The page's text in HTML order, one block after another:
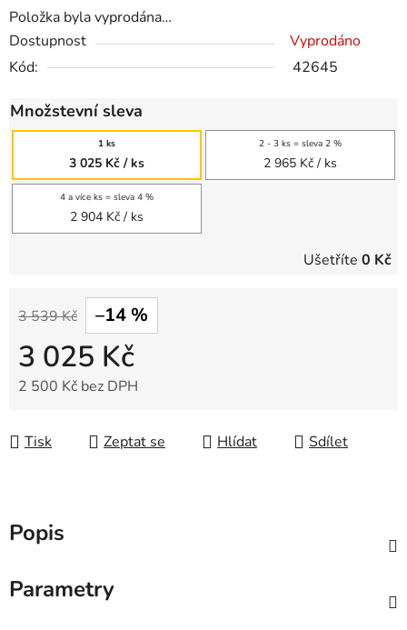
Položka byla vyprodána…
Dostupnost
Vyprodáno
Kód:
42645
Množstevní sleva
1 ks
3 025 Kč / ks
2 - 3 ks = sleva 2 %
2 965 Kč / ks
4 a více ks = sleva 4 %
2 904 Kč / ks
Ušetříte 0 Kč
3 539 Kč –14 %
3 025 Kč
2 500 Kč bez DPH
Tisk
Zeptat se Hlídat Sdílet
Popis
Parametry